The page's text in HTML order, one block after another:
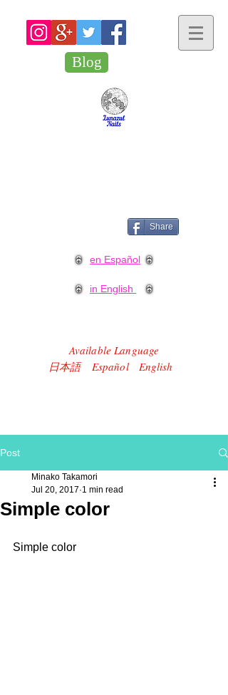
Blog
Share
en Español
in English
Available Language
​日本語 Español English
Post
Simple color
Minako Takamori
Jul 20, 2017 1 min read
Simple color